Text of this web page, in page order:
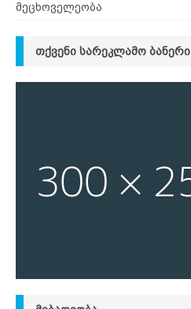
მეცხოველეობა
ᲗᲥᲕᲔᲜᲘ ᲡᲐᲠᲔᲙᲚᲐᲛᲝ ᲑᲐᲜᲔᲠᲘ